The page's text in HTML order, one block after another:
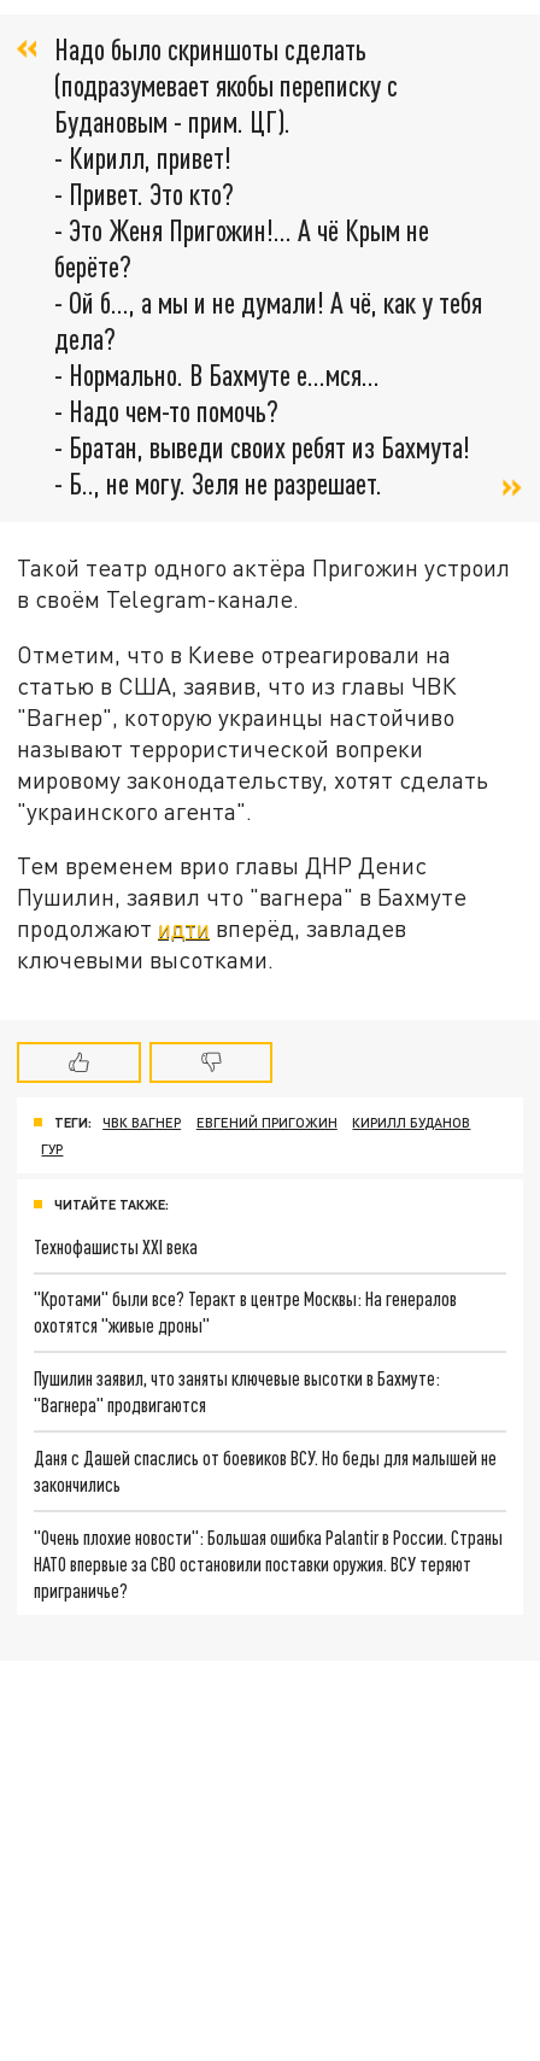
Надо было скриншоты сделать
(подразумевает якобы переписку с
Будановым - прим. ЦГ).
- Кирилл, привет!
- Привет. Это кто?
- Это Женя Пригожин!... А чё Крым не
берёте?
- Ой б..., а мы и не думали! А чё, как у тебя
дела?
- Нормально. В Бахмуте е...мся...
- Надо чем-то помочь?
- Братан, выведи своих ребят из Бахмута!
- Б.., не могу. Зеля не разрешает.
Такой театр одного актёра Пригожин устроил
в своём Telegram-канале.
Отметим, что в Киеве отреагировали на
статью в США, заявив, что из главы ЧВК
"Вагнер", которую украинцы настойчиво
называют террористической вопреки
мировому законодательству, хотят сделать
"украинского агента".
Тем временем врио главы ДНР Денис
Пушилин, заявил что "вагнера" в Бахмуте
продолжают идти вперёд, завладев
ключевыми высотками.
ТЕГИ: ЧВК ВАГНЕР ЕВГЕНИЙ ПРИГОЖИН
КИРИЛЛ БУДАНОВ
ГУР
ЧИТАЙТЕ ТАКЖЕ:
Технофашисты XXI века
"Кротами" были все? Теракт в центре Москвы: На генералов
охотятся "живые дроны"
Пушилин заявил, что заняты ключевые высотки в Бахмуте:
"Вагнера" продвигаются
Даня с Дашей спаслись от боевиков ВСУ. Но беды для малышей не
закончились
"Очень плохие новости": Большая ошибка Palantir в России. Страны
НАТО впервые за СВО остановили поставки оружия. ВСУ теряют
приграничье?